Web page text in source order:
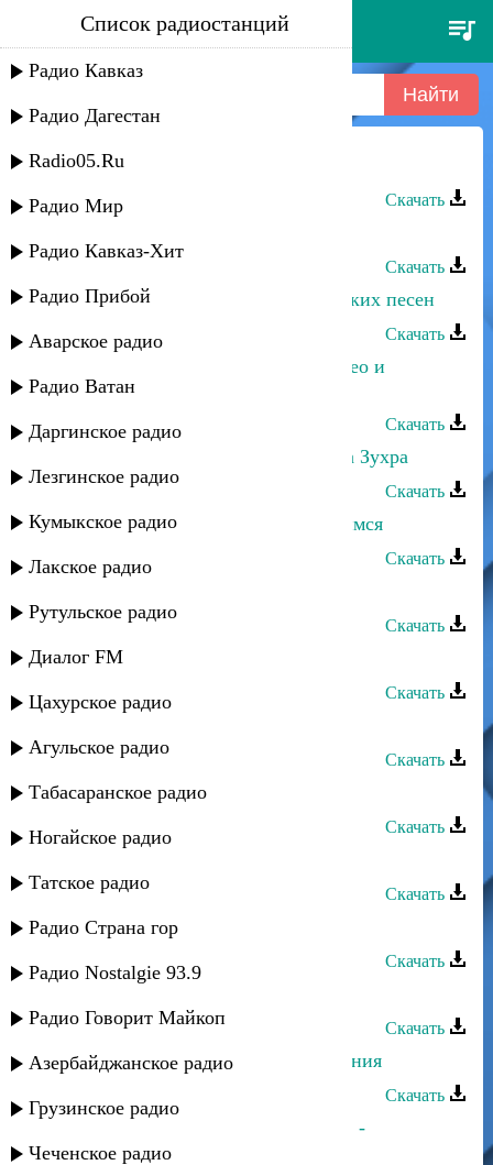
джалав и зухра - атинг
ешитсем
Список радиостанций
Радио Кавказ
Радио Дагестан
Radio05.Ru
Радио Мир
Радио Кавказ-Хит
Радио Прибой
Аварское радио
Радио Ватан
Даргинское радио
Лезгинское радио
Кумыкское радио
Лакское радио
Рутульское радио
Диалог FM
Цахурское радио
Агульское радио
Табасаранское радио
Ногайское радио
Татское радио
Радио Страна гор
Радио Nostalgie 93.9
Радио Говорит Майкоп
Азербайджанское радио
Грузинское радио
Чеченское радио
Джалав и Зухра - Атинг ешитсем
Скачать
Скачать
Зухра Булгарова - Попурри ногайских песен
Скачать
Зухра Булгарова - Мы с тобой Ромео и
Джульетта
Скачать
Кавсарат Магомедова - Чемпионка Зухра
Скачать
Зухра Магомедова - Давай встретимся
Скачать
Скачать
Зухра Меджидова - Анама
Скачать
Скачать
Зухра Асильдерова - Темная ночь
Скачать
Скачать
Зухра Меджидова - Сен сен
Скачать
Скачать
Зухра Магомедова - С Днём рождения
Скачать
Зухра Асельдерова и Руслан Атаев -
Шуточная